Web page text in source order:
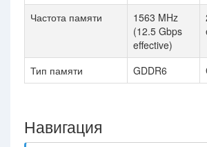
Частота памяти
1563 MHz
(12.5 Gbps
effective)
Тип памяти GDDR6
Навигация